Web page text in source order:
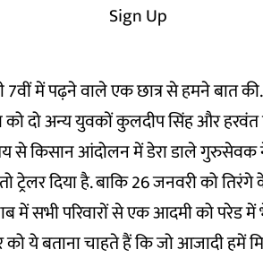
Sign Up
7वीं में पढ़ने वाले एक छात्र से हमने बात की.
दो अन्य युवकों कुलदीप सिंह और
से किसान आंदोलन में डेरा डाले गुरुसेवक
ट्रेलर दिया है. बाकि 26 जनवरी को
में सभी परिवारों से एक आदमी को परेड
ये बताना चाहते हैं कि जो आजादी हमें